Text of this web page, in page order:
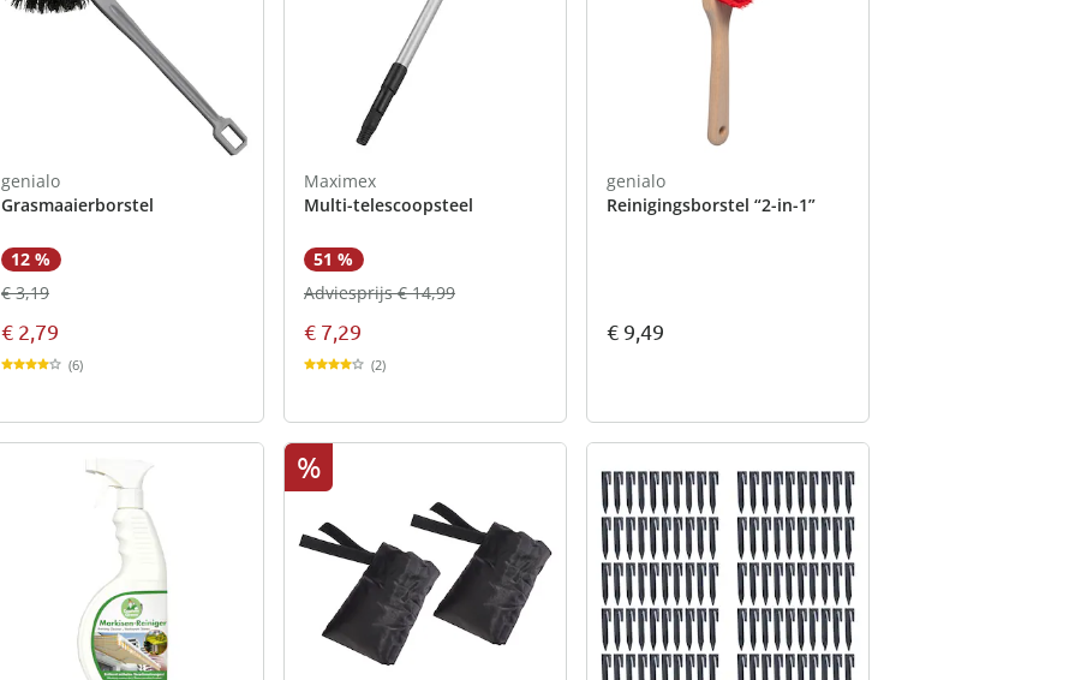
genialo
Grasmaaierborstel
12 %
€ 3,19
€ 2,79
(6)
Maximex
Multi-­telescoopsteel
51 %
€ 7,29
Adviesprijs € 14,99
(2)
genialo
Reinigingsborstel “2-in-1”
€ 9,49
%